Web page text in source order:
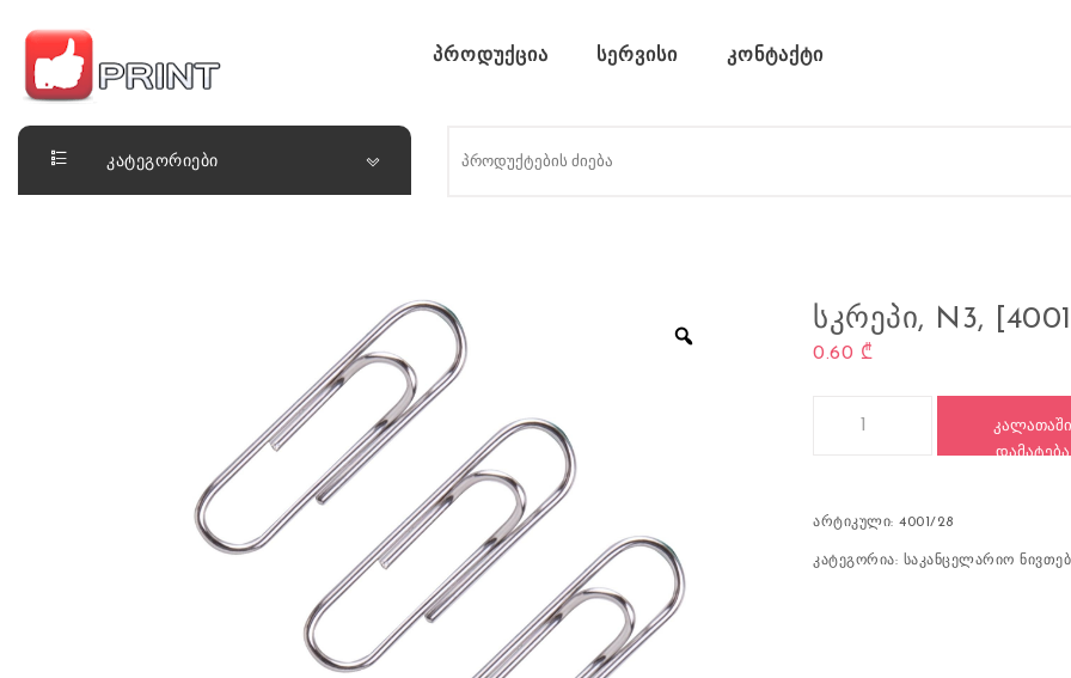
Skip to content
ლაიქ ფრინთ
პროდუქცია სერვისი კონტაქტი
კატეგორიები
ᲡᲙᲠᲔᲞᲘ, N3,
0.60 ₾
ᲙᲐᲚᲐᲗᲐᲨᲘ
ᲓᲐᲛᲐᲢᲔᲑᲐ
არტიკული:4001/28
კატეგორია: საკანცელარიო